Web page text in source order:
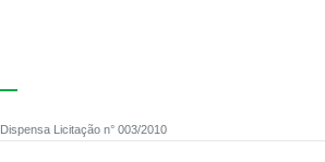
Dispensa Licitação n° 003/2010